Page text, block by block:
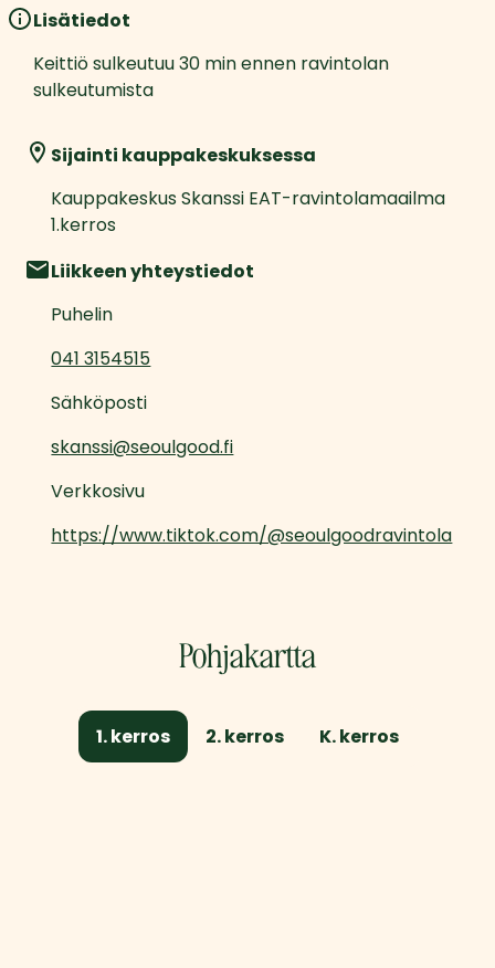
Lisätiedot
Keittiö sulkeutuu 30 min ennen ravintolan
sulkeutumista
Sijainti kauppakeskuksessa
Kauppakeskus Skanssi EAT-ravintolamaailma
1.kerros
Liikkeen yhteystiedot
Puhelin
041 3154515
Sähköposti
skanssi@seoulgood.fi
Verkkosivu
https://www.tiktok.com/@seoulgoodravintola
Pohjakartta
1. kerros 2. kerros K. kerros